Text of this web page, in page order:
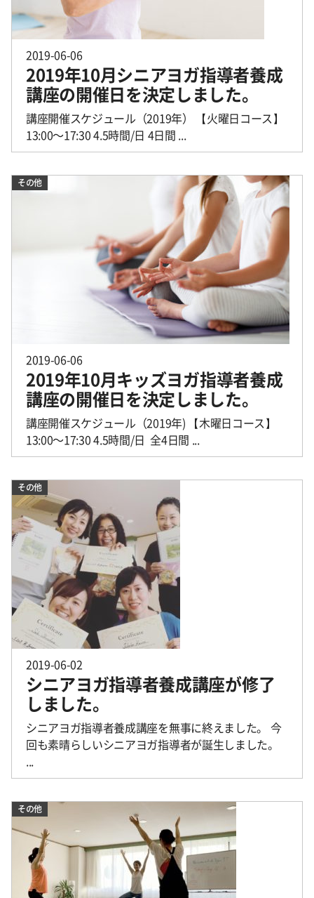
2019-06-06
2019年10月シニアヨガ指導者養成
講座の開催日を決定しました。
講座開催スケジュール（2019年） 【火曜日コース】
13:00〜17:30 4.5時間/日 4日間 ...
2019-06-06
2019年10月キッズヨガ指導者養成
講座の開催日を決定しました。
講座開催スケジュール（2019年) 【木曜日コース】
13:00〜17:30 4.5時間/日 全4日間 ...
その他
2019-06-02
シニアヨガ指導者養成講座が修了
しました。
シニアヨガ指導者養成講座を無事に終えました。 今
回も素晴らしいシニアヨガ指導者が誕生しました。
...
その他
その他